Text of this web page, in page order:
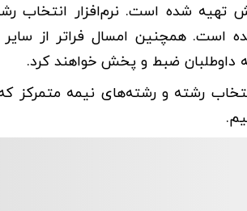
شده است. نرم‌افزار انتخاب
همچنین امسال فراتر از سایر
داوطلبان ضبط و پخش خواهند کرد.
رشته و رشته‌های نیمه متمرکز